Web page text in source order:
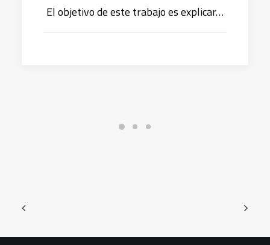
El objetivo de este trabajo es explicar…